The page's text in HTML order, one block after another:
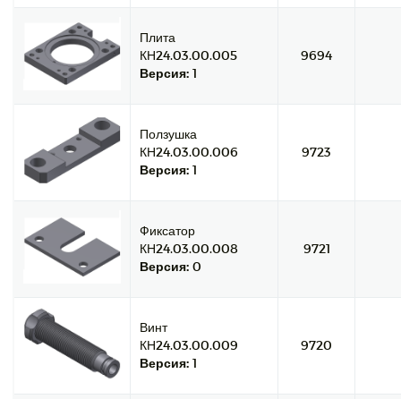
Плита
КН24.03.00.005
Версия: 1
9694
Ползушка
КН24.03.00.006
Версия: 1
9723
Фиксатор
КН24.03.00.008
Версия: 0
9721
Винт
КН24.03.00.009
Версия: 1
9720